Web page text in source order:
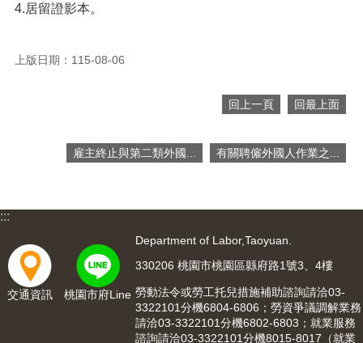
民
案
用
回
首
4.居留證影本。
上版日期：115-08-06
回上一頁 回最上面
雇主終止與第二類外國... 有關聘僱外國人作業之...
:::
交通資訊 桃園市府Line
Department of Labor,Taoyuan.
330206 桃園市桃園區縣府路1號3、4樓
勞動法令或勞工托兒措施補助諮詢請洽03-
3322101分機6804-6806；勞資爭議調解業務
請洽03-3322101分機6802-6803；就業服務
諮詢請洽03-3322101分機8015-8017（就業